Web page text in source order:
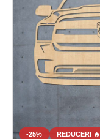
-25% REDUCERI 🔥